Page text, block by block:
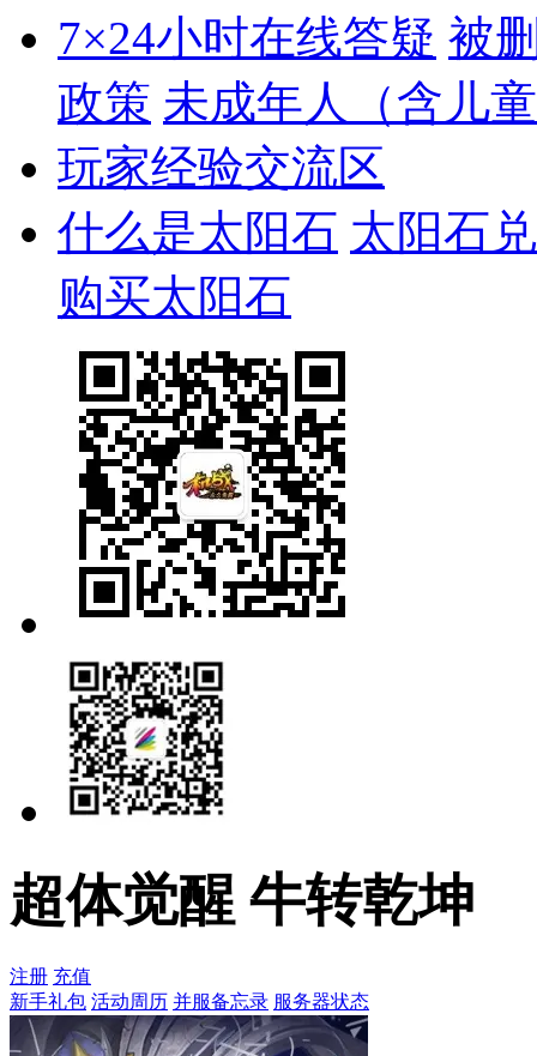
7×24小时在线答疑 被
政策 未成年人（含儿
玩家经验交流区
什么是太阳石 太阳石
购买太阳石
超体觉醒 牛转乾坤
注册 充值
新手礼包 活动周历 并服备忘录 服务器状态